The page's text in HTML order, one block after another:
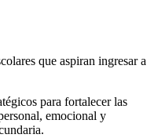
para fortalecer las
emocional y